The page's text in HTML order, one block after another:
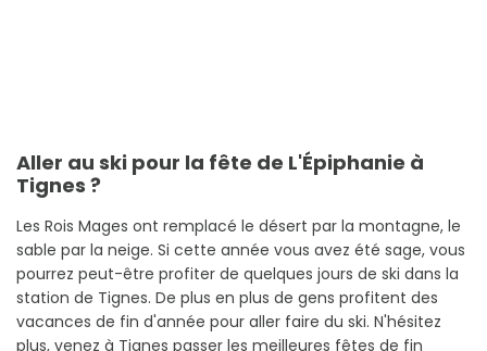
Aller au ski pour la fête de L'Épiphanie à
Tignes ?
Les Rois Mages ont remplacé le désert par la montagne, le
sable par la neige. Si cette année vous avez été sage, vous
pourrez peut-être profiter de quelques jours de ski dans la
station de Tignes. De plus en plus de gens profitent des
vacances de fin d'année pour aller faire du ski. N'hésitez
plus, venez à Tignes passer les meilleures fêtes de fin